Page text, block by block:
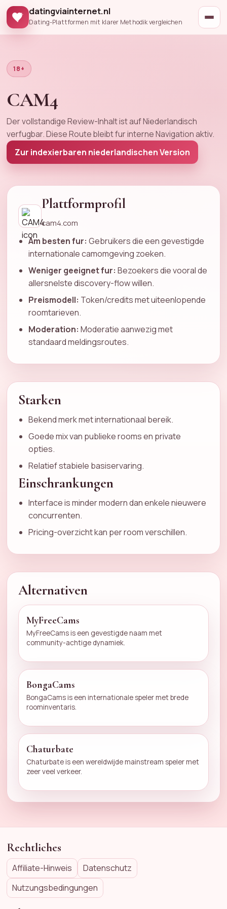
datingviainternet.nl
Dating-Plattformen mit klarer Methodik vergleichen
18+
CAM4
Der vollstandige Review-Inhalt ist auf Niederlandisch
verfugbar. Diese Route bleibt fur interne Navigation aktiv.
Zur indexierbaren niederlandischen Version
Plattformprofil
cam4.com
Am besten fur: Gebruikers die een gevestigde
internationale camomgeving zoeken.
Weniger geeignet fur: Bezoekers die vooral de
allersnelste discovery-flow willen.
Preismodell: Token/credits met uiteenlopende
roomtarieven.
Moderation: Moderatie aanwezig met
standaard meldingsroutes.
Starken
Bekend merk met internationaal bereik.
Goede mix van publieke rooms en private
opties.
Relatief stabiele basiservaring.
Einschrankungen
Interface is minder modern dan enkele nieuwere
concurrenten.
Pricing-overzicht kan per room verschillen.
Alternativen
MyFreeCams
MyFreeCams is een gevestigde naam met
community-achtige dynamiek.
BongaCams
BongaCams is een internationale speler met brede
roominventaris.
Chaturbate
Chaturbate is een wereldwijde mainstream speler met
zeer veel verkeer.
Rechtliches
Affiliate-Hinweis
Datenschutz
Nutzungsbedingungen